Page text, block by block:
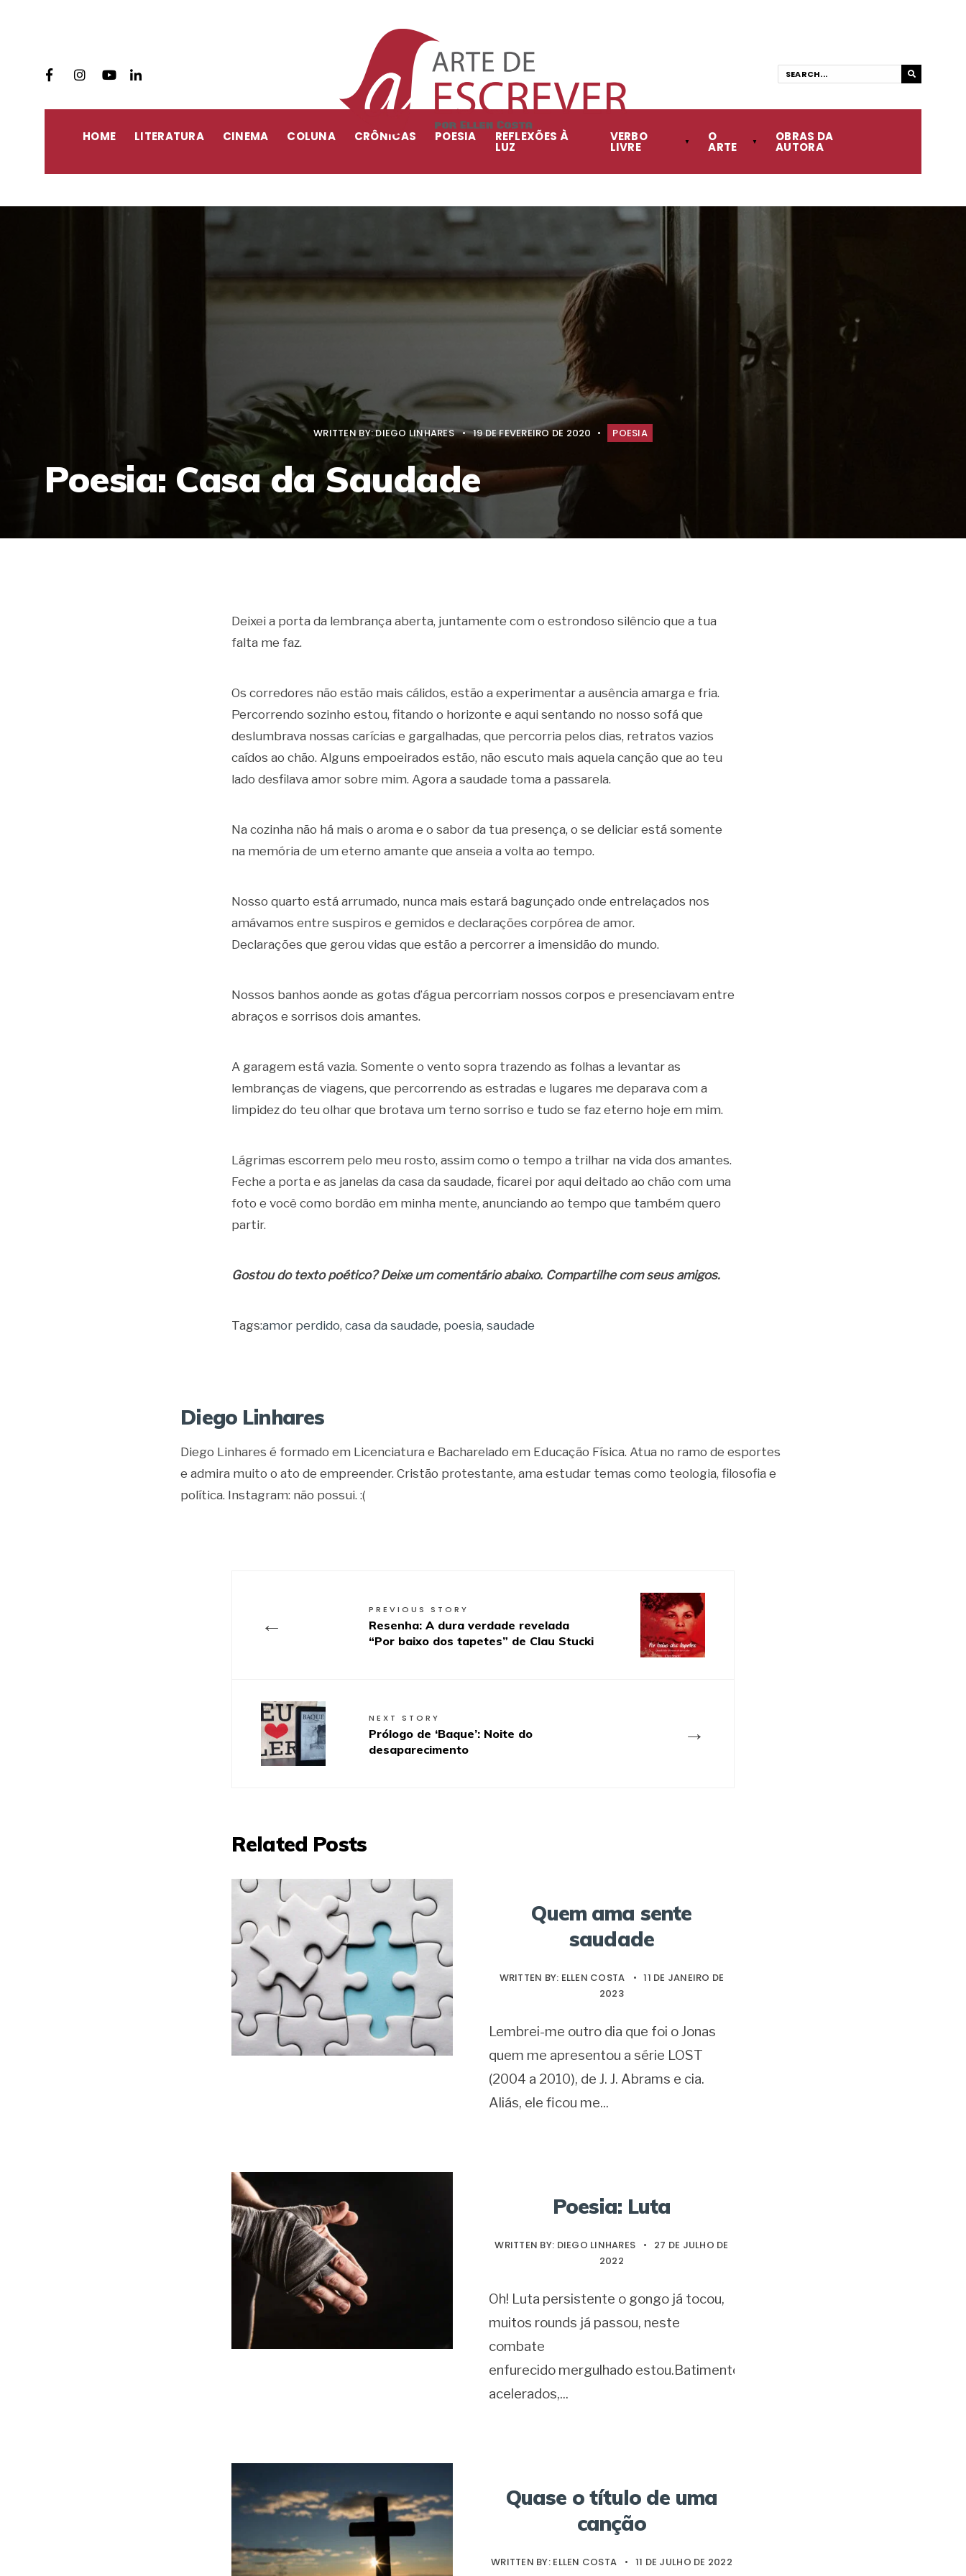
HOME LITERATURA CINEMA COLUNA CRÔNICAS POESIA REFLEXÕES À
LUZ
VERBO
LIVRE
O
ARTE
OBRAS DA
AUTORA
WRITTEN BY:DIEGO LINHARES • 19 DE FEVEREIRO DE 2020 • POESIA
Poesia: Casa da Saudade
Deixei a porta da lembrança aberta, juntamente com o estrondoso silêncio que a tua
falta me faz.
Os corredores não estão mais cálidos, estão a experimentar a ausência amarga e fria.
Percorrendo sozinho estou, fitando o horizonte e aqui sentando no nosso sofá que
deslumbrava nossas carícias e gargalhadas, que percorria pelos dias, retratos vazios
caídos ao chão. Alguns empoeirados estão, não escuto mais aquela canção que ao teu
lado desfilava amor sobre mim. Agora a saudade toma a passarela.
Na cozinha não há mais o aroma e o sabor da tua presença, o se deliciar está somente
na memória de um eterno amante que anseia a volta ao tempo.
Nosso quarto está arrumado, nunca mais estará bagunçado onde entrelaçados nos
amávamos entre suspiros e gemidos e declarações corpórea de amor.
Declarações que gerou vidas que estão a percorrer a imensidão do mundo.
Nossos banhos aonde as gotas d’água percorriam nossos corpos e presenciavam entre
abraços e sorrisos dois amantes.
A garagem está vazia. Somente o vento sopra trazendo as folhas a levantar as
lembranças de viagens, que percorrendo as estradas e lugares me deparava com a
limpidez do teu olhar que brotava um terno sorriso e tudo se faz eterno hoje em mim.
Lágrimas escorrem pelo meu rosto, assim como o tempo a trilhar na vida dos amantes.
Feche a porta e as janelas da casa da saudade, ficarei por aqui deitado ao chão com uma
foto e você como bordão em minha mente, anunciando ao tempo que também quero
partir.
Gostou do texto poético? Deixe um comentário abaixo. Compartilhe com seus amigos.
Tags:amor perdido, casa da saudade, poesia, saudade
Diego Linhares
Diego Linhares é formado em Licenciatura e Bacharelado em Educação Física. Atua no ramo de esportes
e admira muito o ato de empreender. Cristão protestante, ama estudar temas como teologia, filosofia e
política. Instagram: não possui. :(
←
PREVIOUS STORY
Resenha: A dura verdade revelada
“Por baixo dos tapetes” de Clau Stucki
→
NEXT STORY
Prólogo de ‘Baque’: Noite do
desaparecimento
Related Posts
Quem ama sente
saudade
WRITTEN BY: ELLEN COSTA • 11 DE JANEIRO DE
2023
Lembrei-me outro dia que foi o Jonas
quem me apresentou a série LOST
(2004 a 2010), de J. J. Abrams e cia.
Aliás, ele ficou me...
Poesia: Luta
WRITTEN BY: DIEGO LINHARES •
27 DE JULHO DE
2022
Oh! Luta persistente o gongo já tocou,
muitos rounds já passou, neste
combate
enfurecido mergulhado estou.Batimentos
acelerados,...
Quase o título de uma
canção
WRITTEN BY: ELLEN COSTA • 11 DE JULHO DE 2022